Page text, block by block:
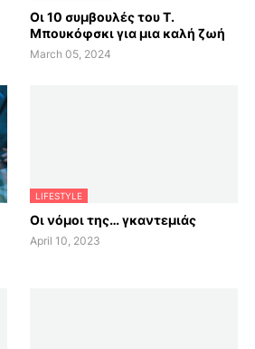
Οι 10 συμβουλές του Τ.
Μπουκόφσκι για μια καλή ζωή
March 05, 2024
LIFESTYLE
Οι νόμοι της… γκαντεμιάς
April 10, 2023